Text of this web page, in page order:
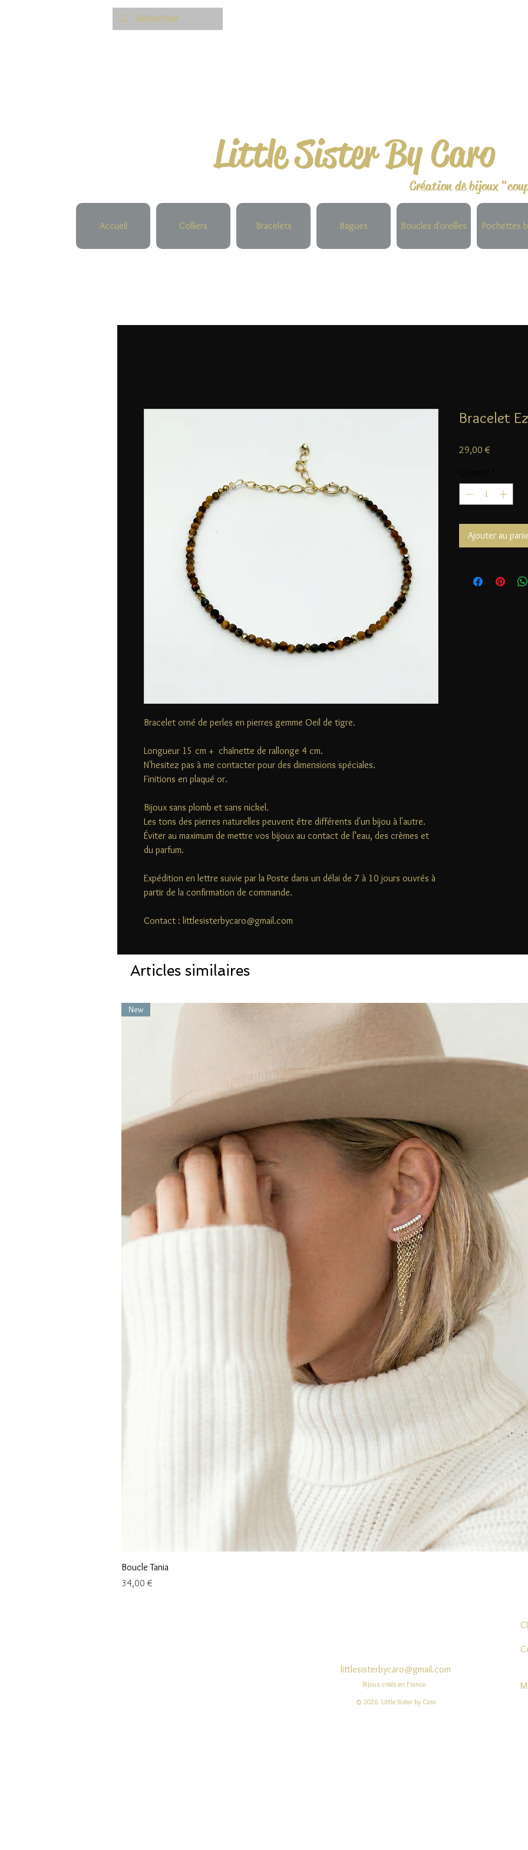
Little Sister By Caro
Création de bijoux
Accueil Colliers Bracelets Bagues Boucles d'oreilles Pochettes
Bracelet orné de perles en pierres gemme Oeil de tigre.
Longueur 15 cm + chaînette de rallonge 4 cm.
N'hesitez pas à me contacter pour des dimensions spéciales.
Finitions en plaqué or.
Bijoux sans plomb et sans nickel.
Les tons des pierres naturelles peuvent être différents d'un bijou à l'autre.
Éviter au maximum de mettre vos bijoux au contact de l’eau, des crèmes et
du parfum.
Expédition en lettre suivie par la Poste dans un délai de 7 à 10 jours ouvrés à
partir de la confirmation de commande.
Contact : littlesisterbycaro@gmail.com
Bracelet
29,00 €
Ajouter au
Articles similaires
New
Boucle Tania
Prix
34,00 €
littlesisterbycaro@gmail.com
Bijoux créés en France
© 2026 Little Sister by Caro